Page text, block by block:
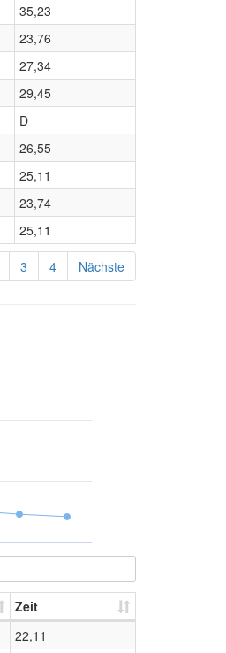
35,23
23,76
27,34
29,45
D
26,55
25,11
23,74
25,11
3 4 Nächste
Zeit
22,11